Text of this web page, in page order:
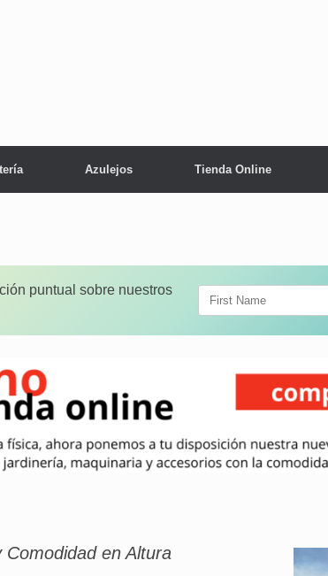
Azulejos Tienda Online
puntual sobre nuestros
en Altura